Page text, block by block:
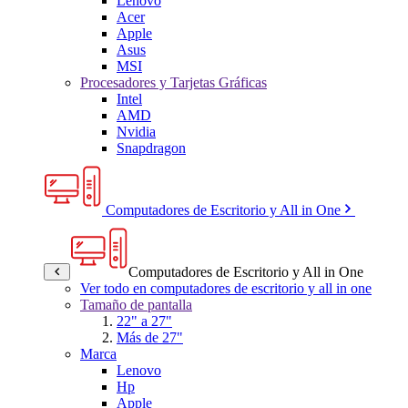
Acer
Apple
Asus
MSI
Procesadores y Tarjetas Gráficas
Intel
AMD
Nvidia
Snapdragon
Computadores de Escritorio y All in One
Computadores de Escritorio y All in One
Ver todo en computadores de escritorio y all in one
Tamaño de pantalla
22" a 27"
Más de 27"
Marca
Lenovo
Hp
Apple